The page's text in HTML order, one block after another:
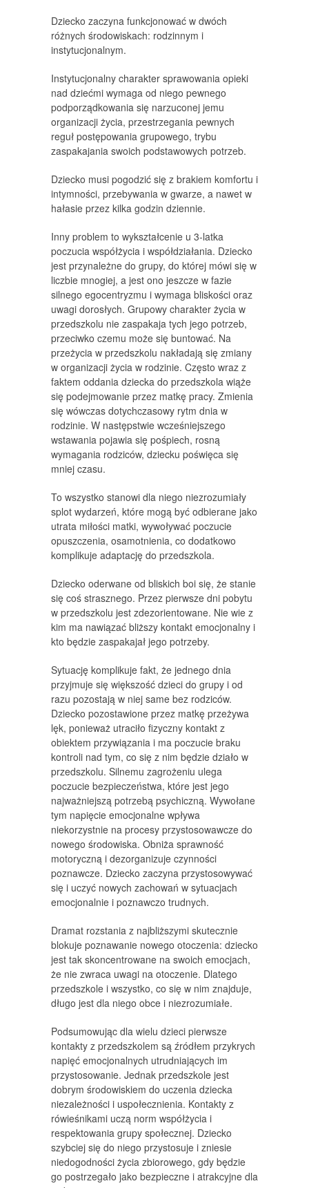
Dziecko zaczyna funkcjonować w dwóch
różnych środowiskach: rodzinnym i
instytucjonalnym.
Instytucjonalny charakter sprawowania opieki
nad dziećmi wymaga od niego pewnego
podporządkowania się narzuconej jemu
organizacji życia, przestrzegania pewnych
reguł postępowania grupowego, trybu
zaspakajania swoich podstawowych potrzeb.
Dziecko musi pogodzić się z brakiem komfortu i
intymności, przebywania w gwarze, a nawet w
hałasie przez kilka godzin dziennie.
Inny problem to wykształcenie u 3-latka
poczucia współżycia i współdziałania. Dziecko
jest przynależne do grupy, do której mówi się w
liczbie mnogiej, a jest ono jeszcze w fazie
silnego egocentryzmu i wymaga bliskości oraz
uwagi dorosłych. Grupowy charakter życia w
przedszkolu nie zaspakaja tych jego potrzeb,
przeciwko czemu może się buntować. Na
przeżycia w przedszkolu nakładają się zmiany
w organizacji życia w rodzinie. Często wraz z
faktem oddania dziecka do przedszkola wiąże
się podejmowanie przez matkę pracy. Zmienia
się wówczas dotychczasowy rytm dnia w
rodzinie. W następstwie wcześniejszego
wstawania pojawia się pośpiech, rosną
wymagania rodziców, dziecku poświęca się
mniej czasu.
To wszystko stanowi dla niego niezrozumiały
splot wydarzeń, które mogą być odbierane jako
utrata miłości matki, wywoływać poczucie
opuszczenia, osamotnienia, co dodatkowo
komplikuje adaptację do przedszkola.
Dziecko oderwane od bliskich boi się, że stanie
się coś strasznego. Przez pierwsze dni pobytu
w przedszkolu jest zdezorientowane. Nie wie z
kim ma nawiązać bliższy kontakt emocjonalny i
kto będzie zaspakajał jego potrzeby.
Sytuację komplikuje fakt, że jednego dnia
przyjmuje się większość dzieci do grupy i od
razu pozostają w niej same bez rodziców.
Dziecko pozostawione przez matkę przeżywa
lęk, ponieważ utraciło fizyczny kontakt z
obiektem przywiązania i ma poczucie braku
kontroli nad tym, co się z nim będzie działo w
przedszkolu. Silnemu zagrożeniu ulega
poczucie bezpieczeństwa, które jest jego
najważniejszą potrzebą psychiczną. Wywołane
tym napięcie emocjonalne wpływa
niekorzystnie na procesy przystosowawcze do
nowego środowiska. Obniża sprawność
motoryczną i dezorganizuje czynności
poznawcze. Dziecko zaczyna przystosowywać
się i uczyć nowych zachowań w sytuacjach
emocjonalnie i poznawczo trudnych.
Dramat rozstania z najbliższymi skutecznie
blokuje poznawanie nowego otoczenia: dziecko
jest tak skoncentrowane na swoich emocjach,
że nie zwraca uwagi na otoczenie. Dlatego
przedszkole i wszystko, co się w nim znajduje,
długo jest dla niego obce i niezrozumiałe.
Podsumowując dla wielu dzieci pierwsze
kontakty z przedszkolem są źródłem przykrych
napięć emocjonalnych utrudniających im
przystosowanie. Jednak przedszkole jest
dobrym środowiskiem do uczenia dziecka
niezależności i uspołecznienia. Kontakty z
rówieśnikami uczą norm współżycia i
respektowania grupy społecznej. Dziecko
szybciej się do niego przystosuje i zniesie
niedogodności życia zbiorowego, gdy będzie
go postrzegało jako bezpieczne i atrakcyjne dla